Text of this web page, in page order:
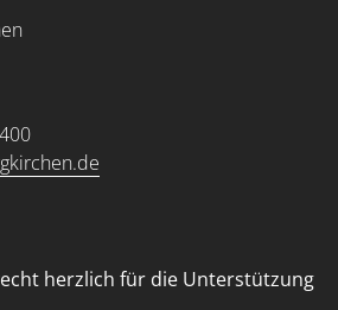
herzlich für die Unterstützung